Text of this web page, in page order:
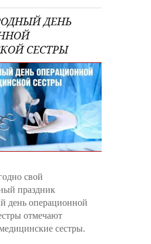
ДЕНЬ
СЕСТРЫ
свой
праздник
день операционной
отмечают
сестры.